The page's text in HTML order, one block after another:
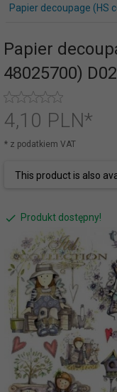
Papier decoupage (HS
Papier
48025700)
4,10 PLN*
* z podatkiem VAT
This product is also
Produkt dostępny!